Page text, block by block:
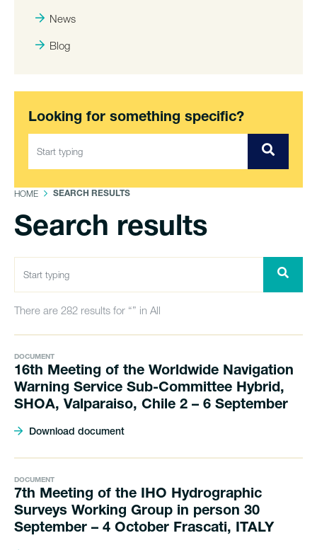
News
Blog
Looking for something specific?
HOME SEARCH RESULTS
Search results
There are 282 results for “” in All
DOCUMENT
16th Meeting of the Worldwide Navigation
Warning Service Sub-Committee Hybrid,
SHOA, Valparaiso, Chile 2 – 6 September
Download document
DOCUMENT
7th Meeting of the IHO Hydrographic
Surveys Working Group in person 30
September – 4 October Frascati, ITALY